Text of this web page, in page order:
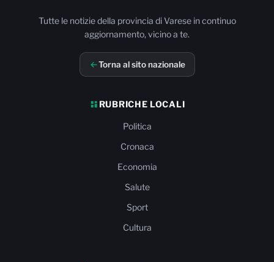
Tutte le notizie della provincia di Varese in continuo
aggiornamento, vicino a te.
Torna al sito nazionale
RUBRICHE LOCALI
Politica
Cronaca
Economia
Salute
Sport
Cultura